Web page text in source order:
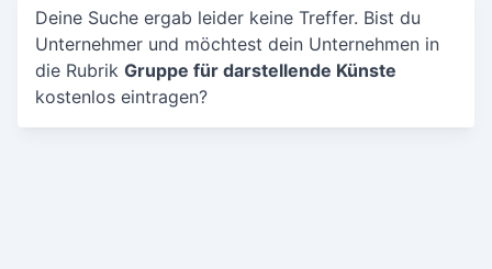
Stadt oder Postleitzahl
Deine Suche ergab leider keine Treffer. Bist du
Unternehmer und möchtest dein Unternehmen in
die Rubrik Gruppe für darstellende Künste
kostenlos eintragen?